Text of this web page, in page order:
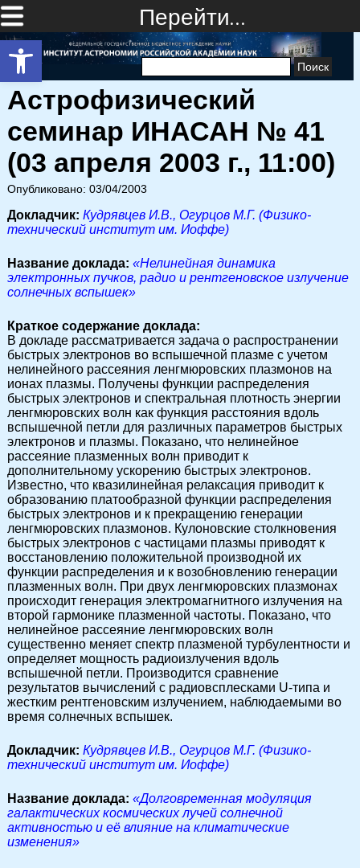
Открыть панель инструментов
Перейти…
Найти:
Астрофизический
семинар ИНАСАН № 41
(03 апреля 2003 г., 11:00)
Опубликовано: 03/04/2003
Докладчик: Кудрявцев И.В., Огурцов М.Г. (Физико-
технический институт им. Иоффе)
Название доклада: «Нелинейная динамика
электронных пучков, радио и рентгеновское излучение
солнечных вспышек»
Краткое содержание доклада:
В докладе рассматривается задача о распространении
быстрых электронов во вспышечной плазме с учетом
нелинейного рассеяния ленгмюровских плазмонов на
ионах плазмы. Получены функции распределения
быстрых электронов и спектральная плотность энергии
ленгмюровских волн как функция расстояния вдоль
вспышечной петли для различных параметров быстрых
электронов и плазмы. Показано, что нелинейное
рассеяние плазменных волн приводит к
дополнительному ускорению быстрых электронов.
Известно, что квазилинейная релаксация приводит к
образованию платообразной функции распределения
быстрых электронов и к прекращению генерации
ленгмюровских плазмонов. Кулоновские столкновения
быстрых электронов с частицами плазмы приводят к
восстановлению положительной производной их
функции распределения и к возобновлению генерации
плазменных волн. При двух ленгмюровских плазмонах
происходит генерация электромагнитного излучения на
второй гармонике плазменной частоты. Показано, что
нелинейное рассеяние ленгмюровских волн
существенно меняет спектр плазменой турбулентности и
определяет мощность радиоизлучения вдоль
вспышечной петли. Производится сравнение
результатов вычислений с радиовсплесками U-типа и
жестким рентгеновским излучением, наблюдаемыми во
время солнечных вспышек.
Докладчик: Кудрявцев И.В., Огурцов М.Г. (Физико-
технический институт им. Иоффе)
Название доклада: «Долговременная модуляция
галактических космических лучей солнечной
активностью и её влияние на климатические
изменения»